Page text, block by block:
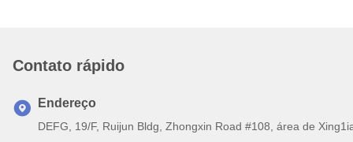
Contato rápido
Endereço
DEFG, 19/F, Ruijun Bldg, Zhongxin Road #108, área de